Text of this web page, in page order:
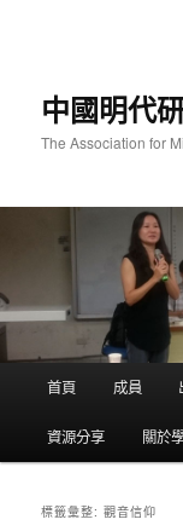
中國明代
The Association for
首頁 成員
資源分享 關於
標籤彙整:觀音信仰